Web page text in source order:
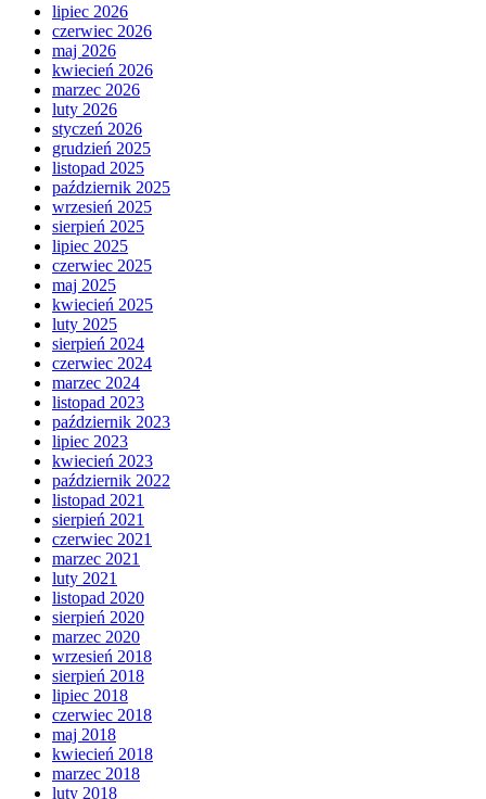
lipiec 2026
czerwiec 2026
maj 2026
kwiecień 2026
marzec 2026
luty 2026
styczeń 2026
grudzień 2025
listopad 2025
październik 2025
wrzesień 2025
sierpień 2025
lipiec 2025
czerwiec 2025
maj 2025
kwiecień 2025
luty 2025
sierpień 2024
czerwiec 2024
marzec 2024
listopad 2023
październik 2023
lipiec 2023
kwiecień 2023
październik 2022
listopad 2021
sierpień 2021
czerwiec 2021
marzec 2021
luty 2021
listopad 2020
sierpień 2020
marzec 2020
wrzesień 2018
sierpień 2018
lipiec 2018
czerwiec 2018
maj 2018
kwiecień 2018
marzec 2018
luty 2018